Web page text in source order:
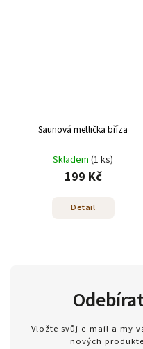
Saunová metlička bříza
Skladem (1 ks)
199 Kč
Detail
Vložte svůj e-mail a my
nových